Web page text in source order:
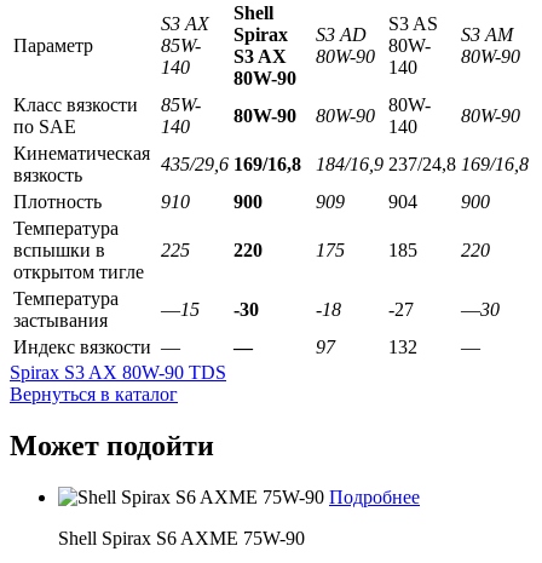
Параметр
S3 AX
85W-
140
Shell
Spirax
S3 AX
80W-90
S3 AD
80W-90
S3 AS
80W-
140
S3 AM
80W-90
Класс вязкости
по SAE
85W-
140
80W-90 80W-90
80W-
140
80W-90
Кинематическая
вязкость
435/29,6 169/16,8 184/16,9 237/24,8 169/16,8
Плотность
910 900 909 904
900
Температура
вспышки в
открытом тигле
225 220 175 185 220
Температура
застывания
—15 -30 -18 -27 —30
Индекс вязкости — — 97 132
—
Spirax S3 AX 80W-90 TDS
Вернуться в каталог
Может подойти
Подробнее
Shell Spirax S6 AXME 75W-90